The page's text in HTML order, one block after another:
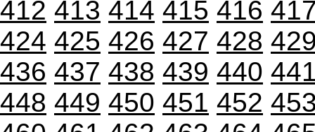
412 413 414 415 416
424 425 426 427 428
436 437 438 439 440
448 449 450 451 452